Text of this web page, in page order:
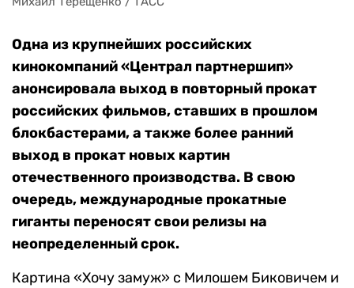
Одна из крупнейших российских
кинокомпаний «Централ партнершип»
анонсировала выход в повторный прокат
российских фильмов, ставших в прошлом
блокбастерами, а также более ранний
выход в прокат новых картин
отечественного производства. В свою
очередь, международные прокатные
гиганты переносят свои релизы на
неопределенный срок.
Картина «Хочу замуж» с Милошем Биковичем и